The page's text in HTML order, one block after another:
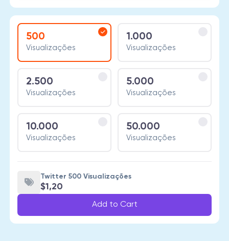
500
Visualizações
1.000
Visualizações
2.500
Visualizações
5.000
Visualizações
10.000
Visualizações
50.000
Visualizações
Twitter 500 Visualizações
$1,20
Add to Cart